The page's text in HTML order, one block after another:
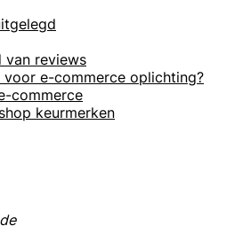
van reviews
e-commerce oplichting?
commerce
keurmerken